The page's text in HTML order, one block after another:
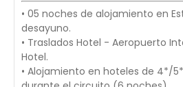
• 05 noches de alojamiento en
desayuno.
• Traslados Hotel - Aeropuerto
Hotel.
• Alojamiento en hoteles de 4*/